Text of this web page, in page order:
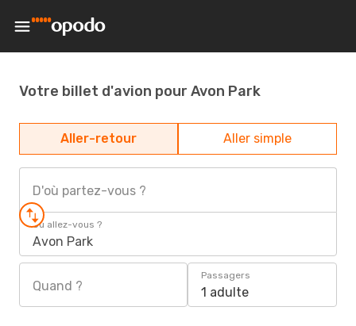
Votre billet d'avion pour Avon Park
Aller-retour Aller simple
D'où partez-vous ?
Où allez-vous ?
Avon Park
Quand ?
Passagers
1 adulte